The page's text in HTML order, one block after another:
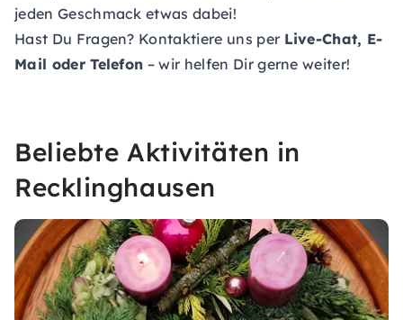
jeden Geschmack etwas dabei!
Hast Du Fragen? Kontaktiere uns per Live-Chat, E-
Mail oder Telefon – wir helfen Dir gerne weiter!
Beliebte Aktivitäten in
Recklinghausen